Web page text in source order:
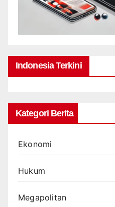
Indonesia Terkini
Kategori Berita
Ekonomi
Hukum
Megapolitan